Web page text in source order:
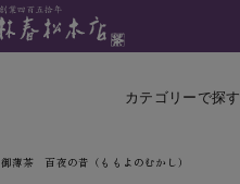
カテゴリーで探す
御薄茶 百夜の昔（ももよのむかし）